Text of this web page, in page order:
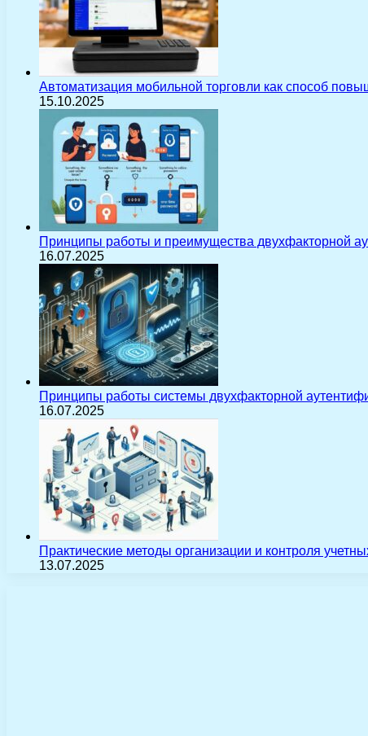
Автоматизация мобильной торговли как способ
15.10.2025
Принципы работы и преимущества двухфакторной
16.07.2025
Принципы работы системы двухфакторной
16.07.2025
Практические методы организации и контроля
13.07.2025